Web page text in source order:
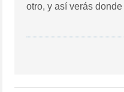
otro, y así verás